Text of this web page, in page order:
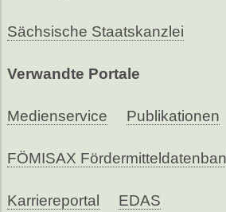
Sächsische Staatskanzlei
Verwandte Portale
Medienservice Publikationen
FÖMISAX
Karriereportal EDAS